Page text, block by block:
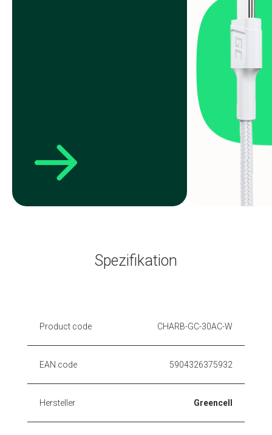
Spezifikation
Product code CHARB-GC-30AC-W
EAN code 5904326375932
Hersteller Greencell